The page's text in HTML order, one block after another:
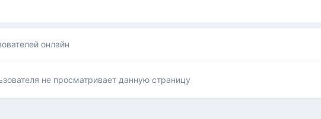
онлайн
не просматривает данную страницу